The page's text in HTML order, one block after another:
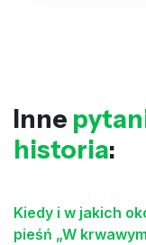
Inne
historia:
Kiedy i w jakich
pieśń „W